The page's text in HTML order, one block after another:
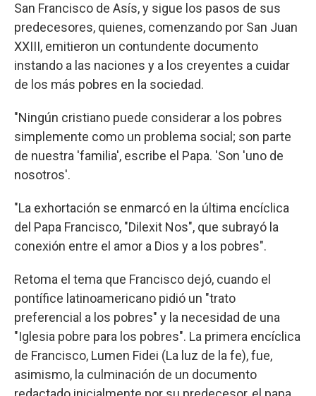
San Francisco de Asís, y sigue los pasos de sus
predecesores, quienes, comenzando por San Juan
XXIII, emitieron un contundente documento
instando a las naciones y a los creyentes a cuidar
de los más pobres en la sociedad.
"Ningún cristiano puede considerar a los pobres
simplemente como un problema social; son parte
de nuestra 'familia', escribe el Papa. 'Son 'uno de
nosotros'.
"La exhortación se enmarcó en la última encíclica
del Papa Francisco, "Dilexit Nos", que subrayó la
conexión entre el amor a Dios y a los pobres".
Retoma el tema que Francisco dejó, cuando el
pontífice latinoamericano pidió un "trato
preferencial a los pobres" y la necesidad de una
"Iglesia pobre para los pobres". La primera encíclica
de Francisco, Lumen Fidei (La luz de la fe), fue,
asimismo, la culminación de un documento